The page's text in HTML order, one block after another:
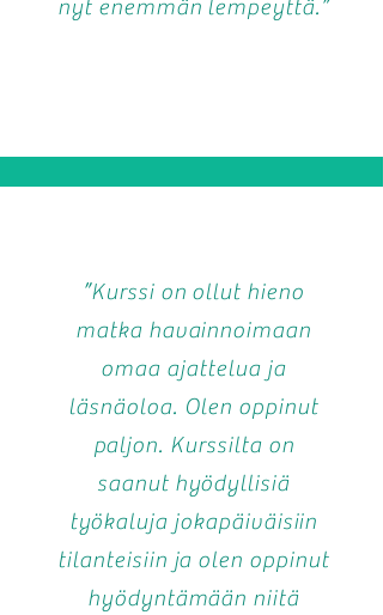
nyt enemmän lempeyttä.”
”Kurssi on ollut hieno
matka havainnoimaan
omaa ajattelua ja
läsnäoloa. Olen oppinut
paljon. Kurssilta on
saanut hyödyllisiä
työkaluja jokapäiväisiin
tilanteisiin ja olen oppinut
hyödyntämään niitä